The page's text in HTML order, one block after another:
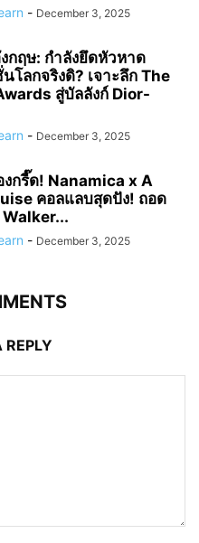
- December 3, 2025
กฤษ: กำลังยึดหัวหาด
โลกจริงดิ? เจาะลึก The
สู่บัลลังก์ Dior-
- December 3, 2025
กรี๊ด! Nanamica x A
คอลแลบสุดปัง! ถอด
Walker...
- December 3, 2025
REPLY